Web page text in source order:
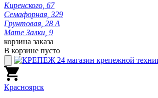
Киренского, 67
Семафорная, 329
Грунтовая, 28 А
Мате Залки, 9
корзина заказа
В корзине пусто
Красноярск